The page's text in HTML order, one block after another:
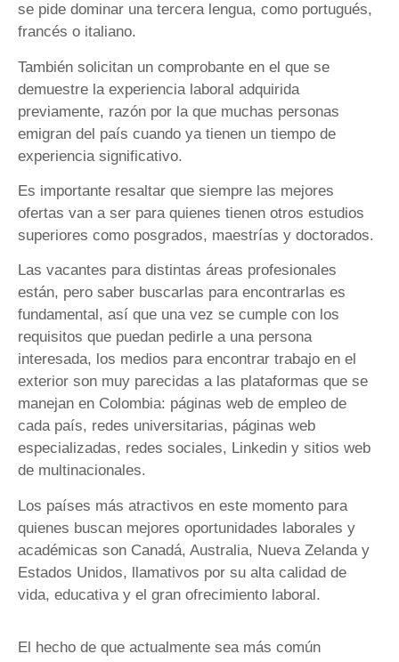
se pide dominar una tercera lengua, como portugués,
francés o italiano.
También solicitan un comprobante en el que se
demuestre la experiencia laboral adquirida
previamente, razón por la que muchas personas
emigran del país cuando ya tienen un tiempo de
experiencia significativo.
Es importante resaltar que siempre las mejores
ofertas van a ser para quienes tienen otros estudios
superiores como posgrados, maestrías y doctorados.
Las vacantes para distintas áreas profesionales
están, pero saber buscarlas para encontrarlas es
fundamental, así que una vez se cumple con los
requisitos que puedan pedirle a una persona
interesada, los medios para encontrar trabajo en el
exterior son muy parecidas a las plataformas que se
manejan en Colombia: páginas web de empleo de
cada país, redes universitarias, páginas web
especializadas, redes sociales, Linkedin y sitios web
de multinacionales.
Los países más atractivos en este momento para
quienes buscan mejores oportunidades laborales y
académicas son Canadá, Australia, Nueva Zelanda y
Estados Unidos, llamativos por su alta calidad de
vida, educativa y el gran ofrecimiento laboral.
El hecho de que actualmente sea más común